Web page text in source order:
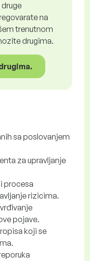
na
trenutnom
drugima.
sa poslovanjem
za upravljanje
procesa
rizicima.
pojave.
koji se